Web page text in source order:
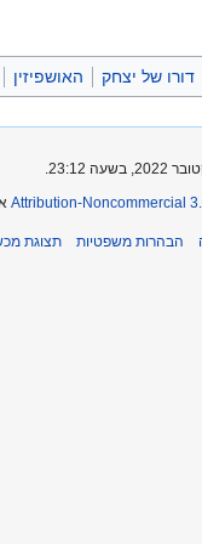
דורו של יצחק האושפיזין
Attribution-Noncommercial
הבהרות משפטיות תצוגת